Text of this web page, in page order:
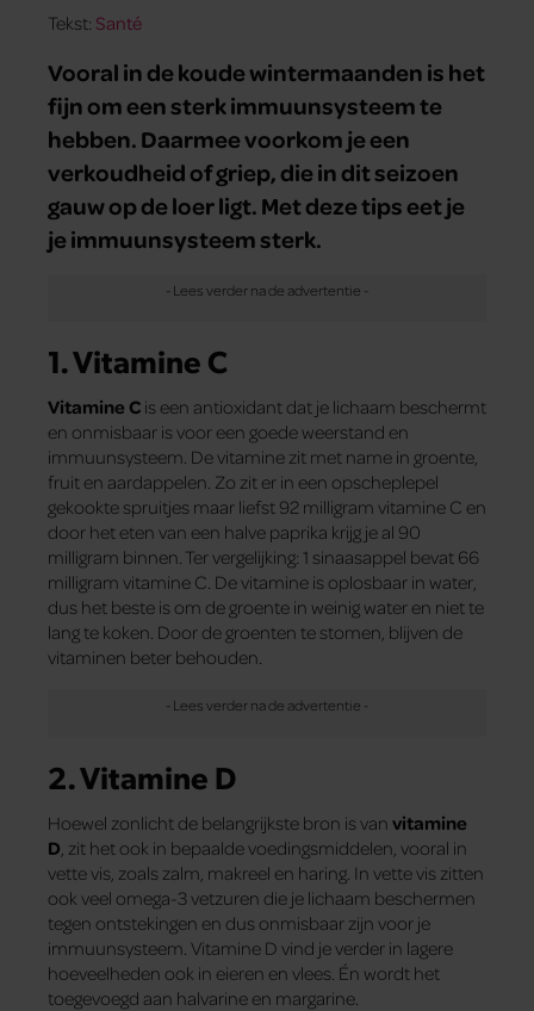
Tekst: Santé
Vooral in de koude wintermaanden is het
fijn om een sterk immuunsysteem te
hebben. Daarmee voorkom je een
verkoudheid of griep, die in dit seizoen
gauw op de loer ligt. Met deze tips eet je
je immuunsysteem sterk.
1. Vitamine C
Vitamine C is een antioxidant dat je lichaam beschermt
en onmisbaar is voor een goede weerstand en
immuunsysteem. De vitamine zit met name in groente,
fruit en aardappelen. Zo zit er in een opscheplepel
gekookte spruitjes maar liefst 92 milligram vitamine C en
door het eten van een halve paprika krijg je al 90
milligram binnen. Ter vergelijking: 1 sinaasappel bevat 66
milligram vitamine C. De vitamine is oplosbaar in water,
dus het beste is om de groente in weinig water en niet te
lang te koken. Door de groenten te stomen, blijven de
vitaminen beter behouden.
2. Vitamine D
Hoewel zonlicht de belangrijkste bron is van vitamine
D , zit het ook in bepaalde voedingsmiddelen, vooral in
vette vis, zoals zalm, makreel en haring. In vette vis zitten
ook veel omega-3 vetzuren die je lichaam beschermen
tegen ontstekingen en dus onmisbaar zijn voor je
immuunsysteem. Vitamine D vind je verder in lagere
hoeveelheden ook in eieren en vlees. Én wordt het
toegevoegd aan halvarine en margarine.